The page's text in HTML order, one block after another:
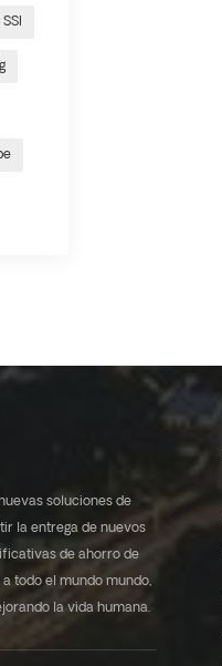
soluciones de
la entrega de nuevos
de ahorro de
todo el mundo mundo,
la vida humana.